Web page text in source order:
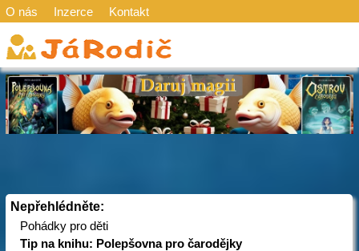
O nás Inzerce Kontakt
Nepřehlédněte:
Pohádky pro děti
Tip na knihu: Polepšovna pro čarodějky